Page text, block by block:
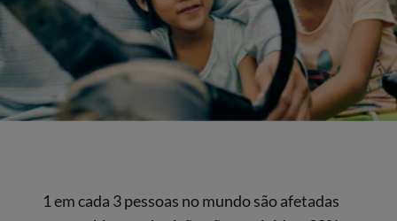
1 em cada 3 pessoas no mundo são afetadas